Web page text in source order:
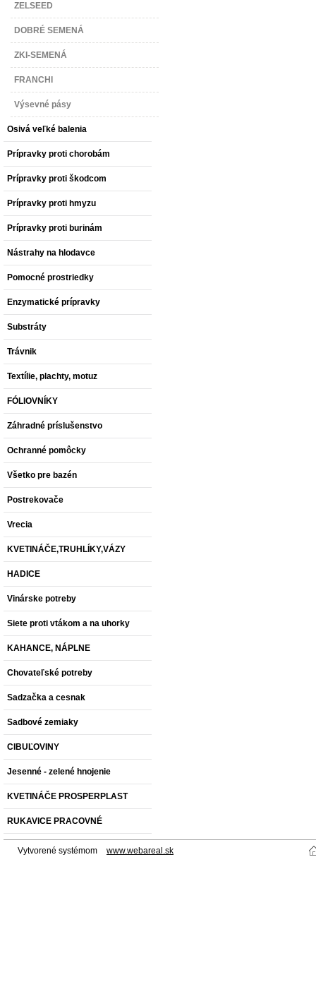
ZELSEED
DOBRÉ SEMENÁ
ZKI-SEMENÁ
FRANCHI
Výsevné pásy
Osivá veľké balenia
Prípravky proti chorobám
Prípravky proti škodcom
Prípravky proti hmyzu
Prípravky proti burinám
Nástrahy na hlodavce
Pomocné prostriedky
Enzymatické prípravky
Substráty
Trávnik
Textílie, plachty, motuz
FÓLIOVNÍKY
Záhradné príslušenstvo
Ochranné pomôcky
Všetko pre bazén
Postrekovače
Vrecia
KVETINÁČE,TRUHLÍKY,VÁZY
HADICE
Vinárske potreby
Siete proti vtákom a na uhorky
KAHANCE, NÁPLNE
Chovateľské potreby
Sadzačka a cesnak
Sadbové zemiaky
CIBUĽOVINY
Jesenné - zelené hnojenie
KVETINÁČE PROSPERPLAST
RUKAVICE PRACOVNÉ
Vytvorené systémom www.webareal.sk